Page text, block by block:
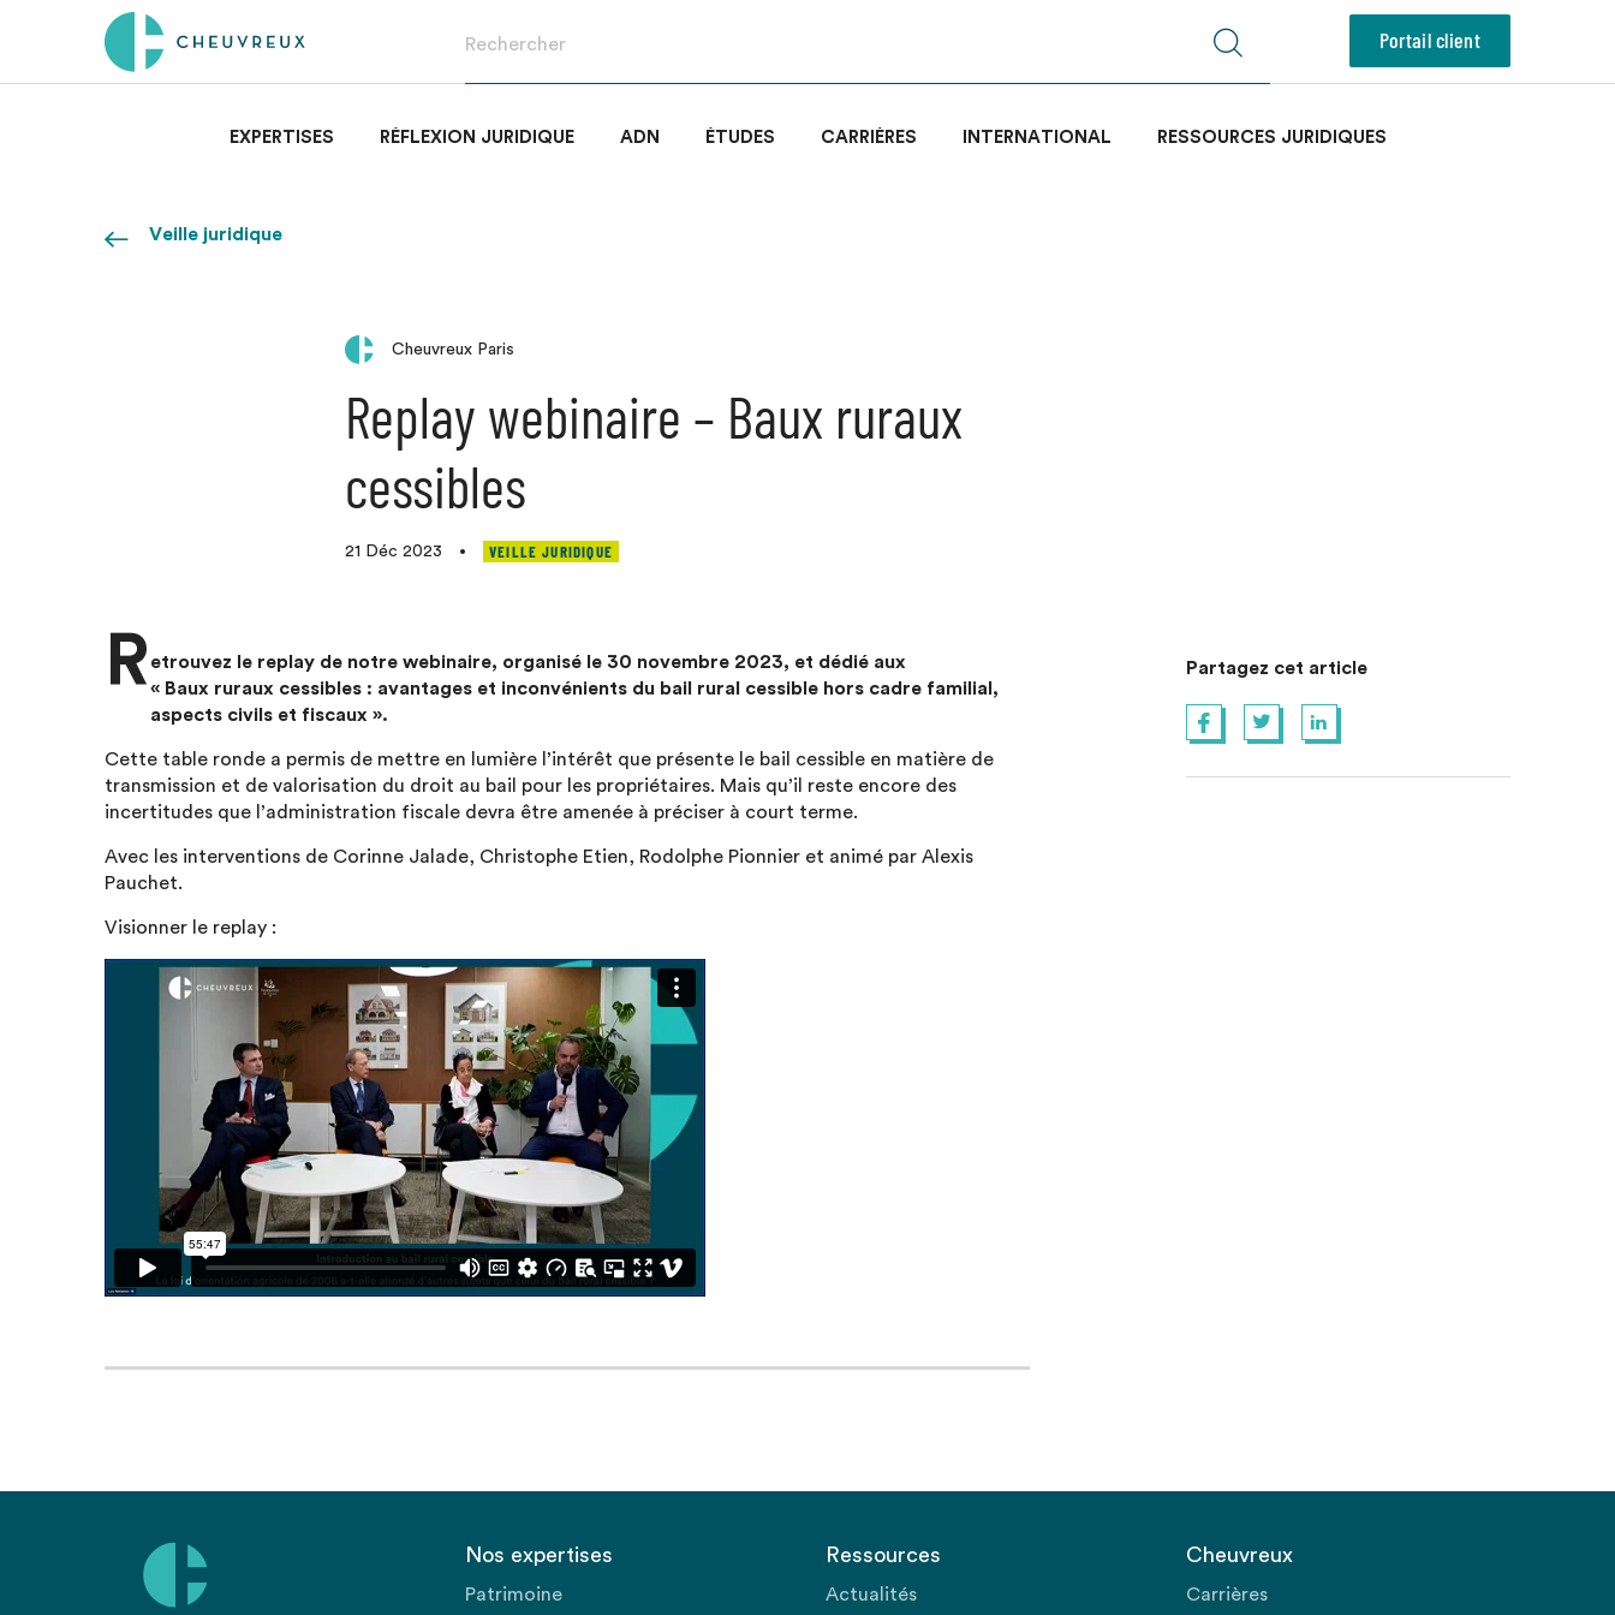
Portail client
EXPERTISES RÉFLEXION JURIDIQUE ADN ÉTUDES CARRIÈRES INTERNATIONAL RESSOURCES JURIDIQUES
Veille juridique
Cheuvreux Paris
Replay webinaire – Baux ruraux
cessibles
21 Déc 2023 • VEILLE JURIDIQUE
R etrouvez le replay de notre webinaire, organisé le 30 novembre 2023, et dédié aux
« Baux ruraux cessibles : avantages et inconvénients du bail rural cessible hors cadre familial,
aspects civils et fiscaux ».
Cette table ronde a permis de mettre en lumière l’intérêt que présente le bail cessible en matière de
transmission et de valorisation du droit au bail pour les propriétaires. Mais qu’il reste encore des
incertitudes que l’administration fiscale devra être amenée à préciser à court terme.
Avec les interventions de Corinne Jalade, Christophe Etien, Rodolphe Pionnier et animé par Alexis
Pauchet.
Visionner le replay :
Partagez cet article
Nos expertises
Patrimoine
Ressources
Actualités
Cheuvreux
Carrières